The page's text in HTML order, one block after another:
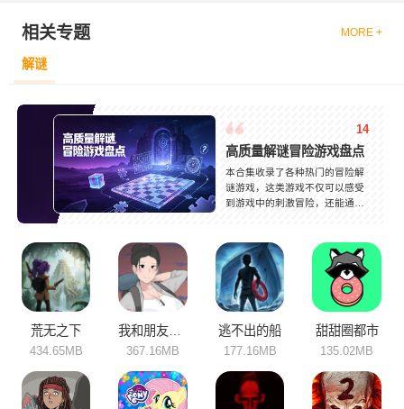
相关专题 MORE +
解谜
14
高质量解谜冒险游戏盘点
本合集收录了各种热门的冒险解
谜游戏，这类游戏不仅可以感受
到游戏中的刺激冒险，还能通过
戏最考验玩家的耐心与逻辑思维
的，玩家可以在游戏中实现沉浸
式的游戏体验，层层解开故事后
隐藏的真相。整个游戏过程耐人
回味，慢慢拼凑的剧情，成就感
拉满，闲暇时还能与朋友并肩作
战，一起去体验游戏带来的乐
趣！
荒无之下
434.65MB 367.16MB
逃不出的船
177.16MB
甜甜圈都市
135.02MB